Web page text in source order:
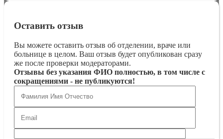
Оставить отзыв
Вы можете оставить отзыв об отделении, враче или
больнице в целом. Ваш отзыв будет опубликован сразу
же после проверки модераторами.
Отзывы без указания ФИО полностью, в том числе с
сокращениями - не публикуются!